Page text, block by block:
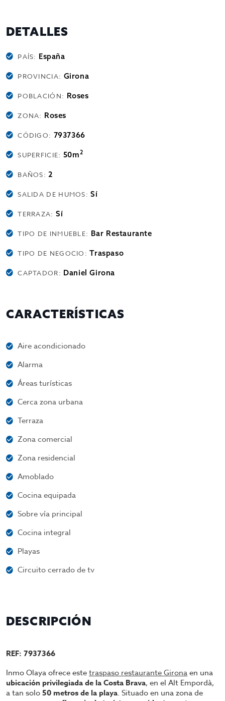
DETALLES
PAÍS: España
PROVINCIA: Girona
POBLACIÓN: Roses
ZONA: Roses
CÓDIGO: 7937366
SUPERFICIE: 50m2
BAÑOS:2
SALIDA DE HUMOS:Sí
TERRAZA: Sí
TIPO DE INMUEBLE: Bar Restaurante
TIPO DE NEGOCIO:Traspaso
CAPTADOR: Daniel Girona
CARACTERÍSTICAS
Aire acondicionado
Alarma
Áreas turísticas
Cerca zona urbana
Terraza
Zona comercial
Zona residencial
Amoblado
Cocina equipada
Sobre vía principal
Cocina integral
Playas
Circuito cerrado de tv
DESCRIPCIÓN
REF: 7937366
Inmo Olaya ofrece estetraspaso restaurante Gironaen una
ubicación privilegiada de la Costa Brava, en el Alt Empordà,
a tan solo50 metros de la playa. Situado en una zona de